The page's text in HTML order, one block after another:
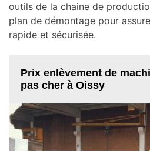
outils de la chaine de
plan de démontage pour
rapide et sécurisée.
Prix enlèvement de
pas cher à Oissy